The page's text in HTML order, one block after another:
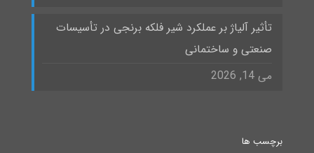
تأثیر آلیاژ بر عملکرد شیر فلکه برنجی در تأسیسات
صنعتی و ساختمانی
می 14, 2026
برچسب ها